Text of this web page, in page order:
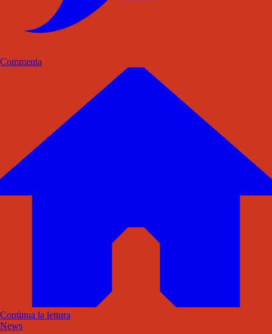
Commenta
Continua la lettura
News